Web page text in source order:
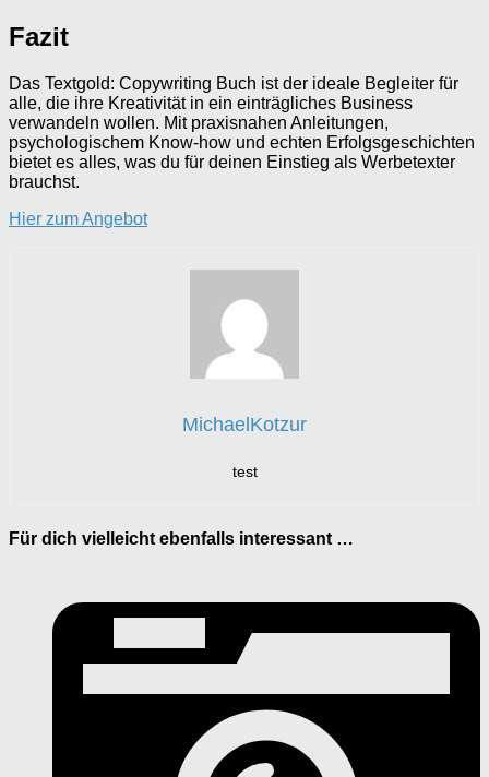
Fazit
Das Textgold: Copywriting Buch ist der ideale Begleiter für
alle, die ihre Kreativität in ein einträgliches Business
verwandeln wollen. Mit praxisnahen Anleitungen,
psychologischem Know-how und echten Erfolgsgeschichten
bietet es alles, was du für deinen Einstieg als Werbetexter
brauchst.
Hier zum Angebot
MichaelKotzur
test
Für dich vielleicht ebenfalls interessant …